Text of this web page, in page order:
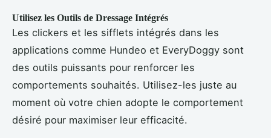
Utilisez les Outils de Dressage Intégrés
Les clickers et les sifflets intégrés dans les
applications comme Hundeo et EveryDoggy sont
des outils puissants pour renforcer les
comportements souhaités. Utilisez-les juste au
moment où votre chien adopte le comportement
désiré pour maximiser leur efficacité.